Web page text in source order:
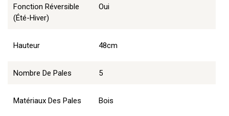
Fonction Réversible
(été-Hiver)
Oui
Hauteur 48cm
Nombre De Pales 5
Matériaux Des Pales Bois